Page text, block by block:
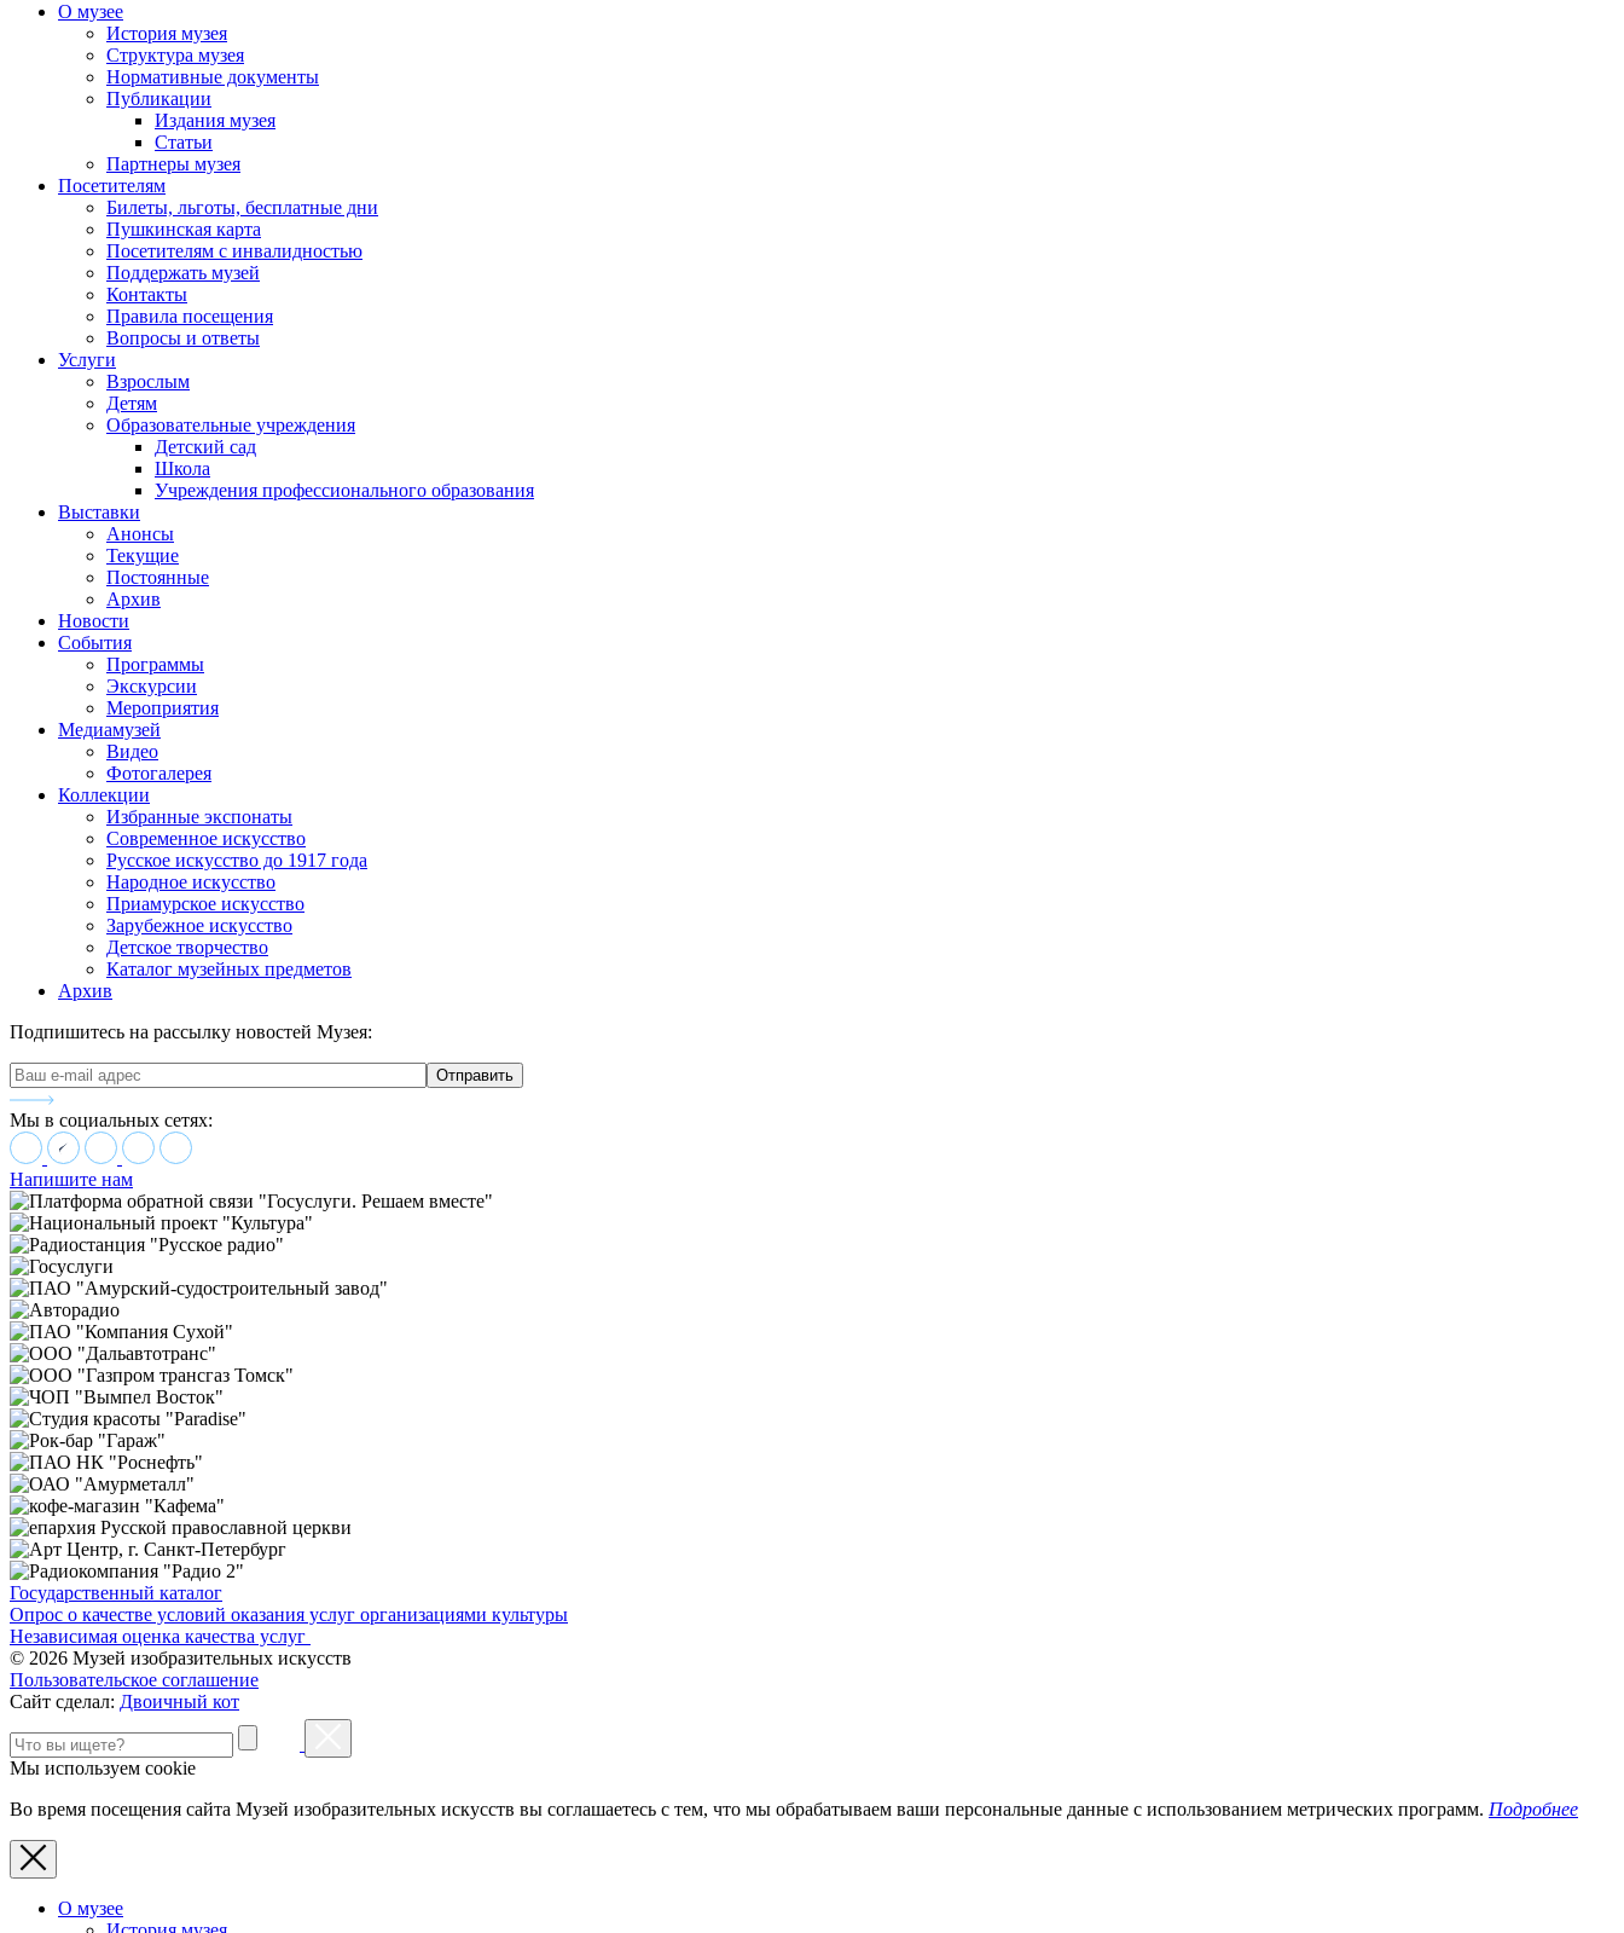
О музее
История музея
Структура музея
Нормативные документы
Публикации
Издания музея
Статьи
Партнеры музея
Посетителям
Билеты, льготы, бесплатные дни
Пушкинская карта
Посетителям с инвалидностью
Поддержать музей
Контакты
Правила посещения
Вопросы и ответы
Услуги
Взрослым
Детям
Образовательные учреждения
Детский сад
Школа
Учреждения профессионального образования
Выставки
Анонсы
Текущие
Постоянные
Архив
Новости
События
Программы
Экскурсии
Мероприятия
Медиамузей
Видео
Фотогалерея
Коллекции
Избранные экспонаты
Современное искусство
Русское искусство до 1917 года
Народное искусство
Приамурское искусство
Зарубежное искусство
Детское творчество
Каталог музейных предметов
Архив
Подпишитесь на рассылку новостей Музея:
Мы в социальных сетях:
Напишите нам
Государственный каталог
Опрос о качестве условий оказания услуг организациями культуры
Независимая оценка качества услуг
© 2026 Музей изобразительных искусств
Пользовательское соглашение
Сайт сделал: Двоичный кот
Мы используем cookie
Во время посещения сайта Музей изобразительных искусств вы соглашаетесь с тем, что мы обрабатываем ваши персональные данные с использованием метрических программ. Подробнее
О музее